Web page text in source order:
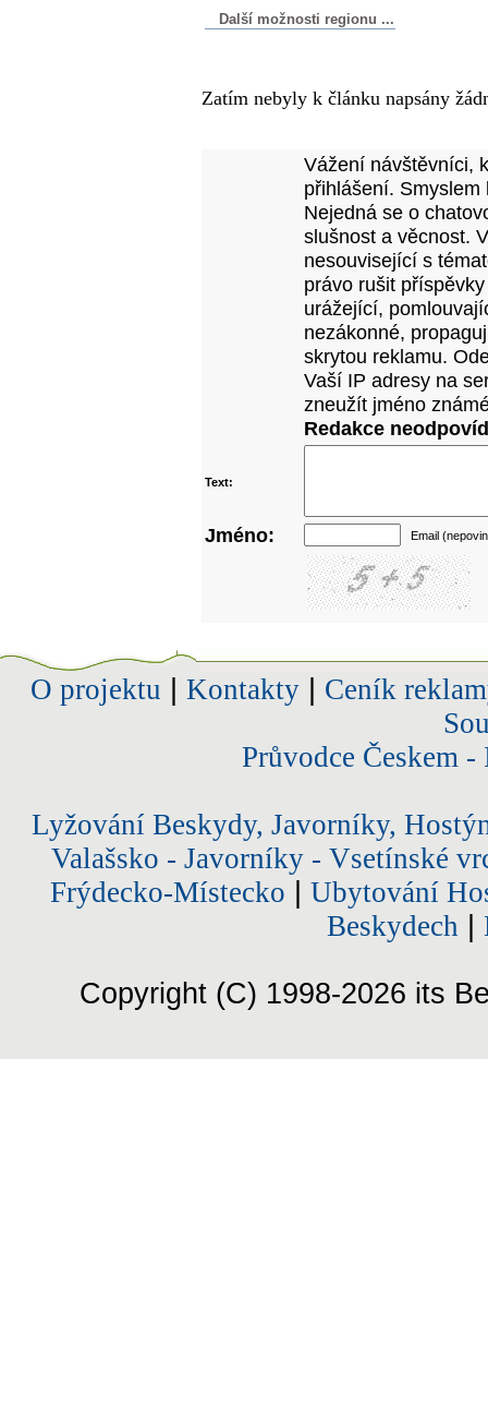
Další možnosti regionu ...
Zatím nebyly k článku napsány
Vážení návštěvníci,
přihlášení.
Nejedná se o
slušnost a věcnost.
nesouvisející s
právo rušit
urážející,
nezákonné,
skrytou reklamu.
Vaší IP adresy na
zneužít jméno
Redakce
Text:
Jméno: Email
O projektu Kontakty| Ceník
Průvodce Českem
Lyžování Beskydy, Javorníky,
Valašsko - Javorníky - Vsetínské
Frýdecko-Místecko
Ubytování
Beskydech
Copyright (C) 1998-2026 its